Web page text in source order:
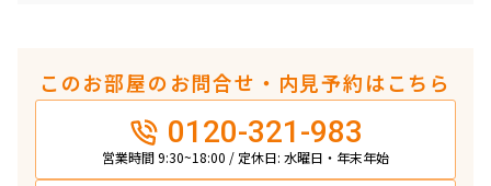
このお部屋のお問合せ・内見予約はこちら
0120-321-983
営業時間 9:30~18:00 / 定休日: 水曜日・年末年始